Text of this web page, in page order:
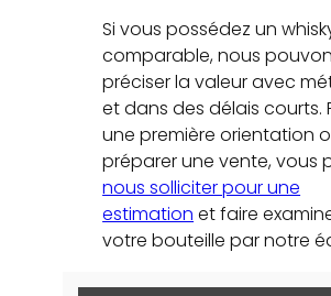
Si vous possédez un
comparable, nous
préciser la valeur avec
et dans des délais courts.
une première orientation
préparer une vente, vous
nous solliciter pour une
estimation et faire
votre bouteille par notre